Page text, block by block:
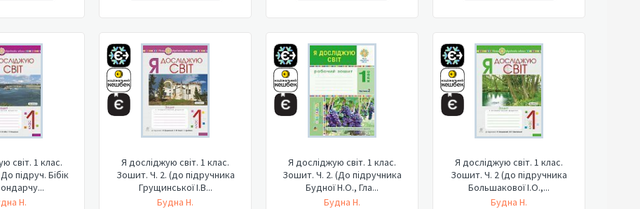
світ. 1 клас.
підруч. Бібік
Н.
Я досліджую світ. 1 клас.
Зошит. Ч. 2. (до підручника
Грущинської І.В...
Будна Н.
Я досліджую світ. 1 клас.
Зошит. Ч. 2. (До підручника
Будної Н.О., Гла...
Будна Н.
Я досліджую світ. 1 клас.
Зошит. Ч. 2 (до підручника
Большакової І.О.,...
Будна Н.